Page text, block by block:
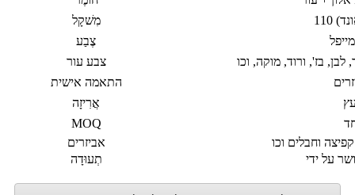
מִשׁקָל
צֶבַע
צבע עור
התאמה אישית
אֲרִיזָה
MOQ
אביזרים
תְעוּדָה